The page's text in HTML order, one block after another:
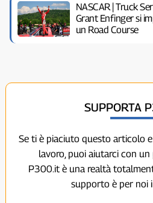
NASCAR | Truck
Grant Enfinger si
un Road Course
SUPPORTA
Se ti è piaciuto questo articolo
lavoro, puoi aiutarci con
P300.it è una realtà
supporto è per noi